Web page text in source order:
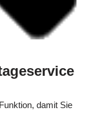
damit Sie